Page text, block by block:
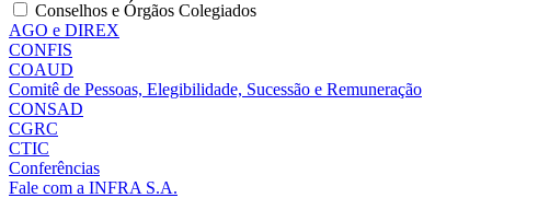
Conselhos e Órgãos Colegiados
AGO e DIREX
CONFIS
COAUD
Comitê de Pessoas, Elegibilidade, Sucessão e Remuneração
CONSAD
CGRC
CTIC
Conferências
Fale com a INFRA S.A.